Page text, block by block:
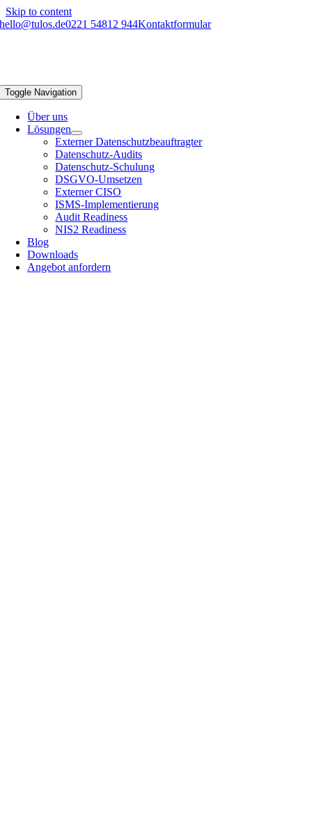
Skip to content
hello@tulos.de0221 54812 944Kontaktformular
Toggle Navigation
Über uns
Lösungen
Externer Datenschutzbeauftragter
Datenschutz-Audits
Datenschutz-Schulung
DSGVO-Umsetzen
Externer CISO
ISMS-Implementierung
Audit Readiness
NIS2 Readiness
Blog
Downloads
Angebot anfordern